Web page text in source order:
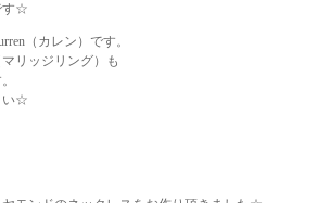
す☆
（カレン）です。
リッジリング）も
い☆